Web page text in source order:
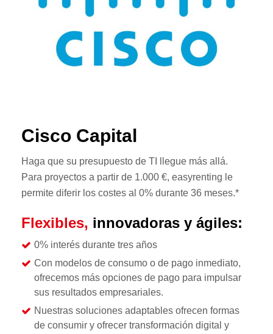
Cisco Capital
Haga que su presupuesto de TI llegue más allá.
Para proyectos a partir de 1.000 €, easyrenting le
permite diferir los costes al 0% durante 36 meses.*
Flexibles, innovadoras y ágiles:
0% interés durante tres años
Con modelos de consumo o de pago inmediato,
ofrecemos más opciones de pago para impulsar
sus resultados empresariales.
Nuestras soluciones adaptables ofrecen formas
de consumir y ofrecer transformación digital y